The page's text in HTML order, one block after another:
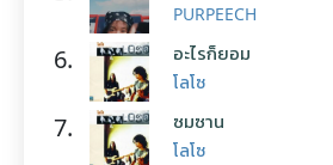
PURPEECH
6. อะไรก็ยอม
โลโซ
7. ซมซาน
โลโซ